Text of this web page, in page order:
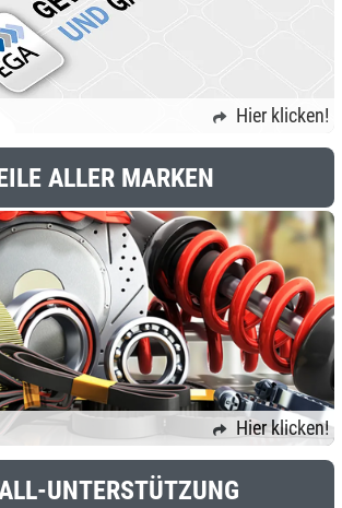
Hier klicken!
ALLER MARKEN
Hier klicken!
UNTERSTÜTZUNG